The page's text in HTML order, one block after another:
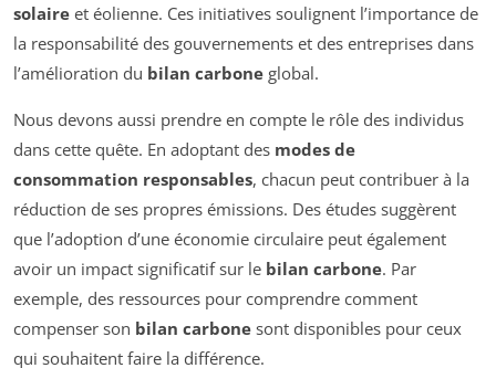
solaire et éolienne. Ces initiatives soulignent l’importance de
la responsabilité des gouvernements et des entreprises dans
l’amélioration du bilan carbone global.
Nous devons aussi prendre en compte le rôle des individus
dans cette quête. En adoptant des modes de
consommation responsables, chacun peut contribuer à la
réduction de ses propres émissions. Des études suggèrent
que l’adoption d’une économie circulaire peut également
avoir un impact significatif sur le bilan carbone. Par
exemple, des ressources pour comprendre comment
compenser son bilan carbone sont disponibles pour ceux
qui souhaitent faire la différence.